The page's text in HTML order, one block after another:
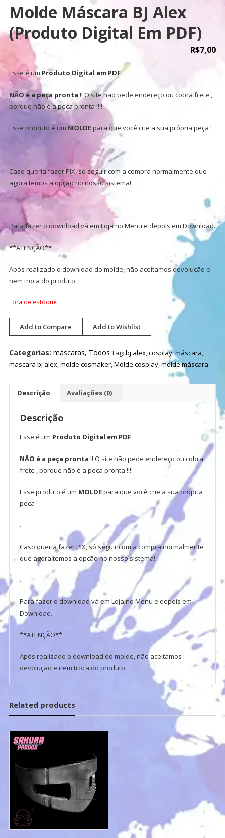
Molde Máscara BJ Alex
(Produto Digital Em PDF)
R$7,00
Esse é um Produto Digital em PDF
NÃO é a peça pronta!! O site não pede endereço ou cobra frete ,
porque não é a peça pronta !!!!
Esse produto é um MOLDEpara que você crie a sua própria peça !
.
Caso queria fazer PIX, só seguir com a compra normalmente que
agora temos a opção no nosso sistema!
.
Para fazer o download vá em Loja no Menu e depois em Download.
**ATENÇÃO**
Após realizado o download do molde, não aceitamos devolução e
nem troca do produto.
Fora de estoque
Add to Compare Add to Wishlist
Categorias: máscaras, Todos Tag: bj alex,cosplay,máscara,
mascara bj alex,molde cosmaker,Molde cosplay,molde máscara
Descrição Avaliações (0)
Descrição
Esse é um Produto Digital em PDF
NÃO é a peça pronta !! O site não pede endereço ou cobra
frete , porque não é a peça pronta !!!!
Esse produto é um MOLDEpara que você crie a sua própria
peça !
.
Caso queria fazer PIX, só seguir com a compra normalmente
que agora temos a opção no nosso sistema!
.
Para fazer o download vá em Loja no Menu e depois em
Download.
**ATENÇÃO**
Após realizado o download do molde, não aceitamos
devolução e nem troca do produto.
Related products
Add to Compare
Add to Wishlist